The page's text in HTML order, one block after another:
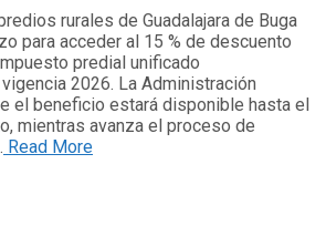
del sistema de alumbrado público del
ubicado entre los barrios Balcones
y la urbanización Los Girasoles
gradual, luego de los constantes
conexiones ilegales y el robo de
de cable, situación que dejó gran
deportivo sin iluminación....
rurales de Guadalajara de Buga
para acceder al 15 % de descuento
predial unificado
2026. La Administración
el beneficio estará disponible hasta el
mientras avanza el proceso de
Read More